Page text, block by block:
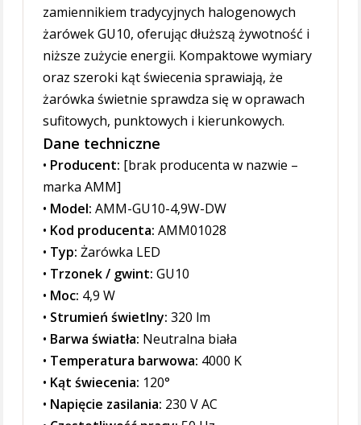
zamiennikiem tradycyjnych halogenowych
żarówek GU10, oferując dłuższą żywotność i
niższe zużycie energii. Kompaktowe wymiary
oraz szeroki kąt świecenia sprawiają, że
żarówka świetnie sprawdza się w oprawach
sufitowych, punktowych i kierunkowych.
Dane techniczne
• Producent: [brak producenta w nazwie –
marka AMM]
• Model: AMM-GU10-4,9W-DW
• Kod producenta: AMM01028
• Typ: Żarówka LED
• Trzonek / gwint: GU10
• Moc: 4,9 W
• Strumień świetlny: 320 lm
• Barwa światła: Neutralna biała
• Temperatura barwowa: 4000 K
• Kąt świecenia: 120°
• Napięcie zasilania: 230 V AC